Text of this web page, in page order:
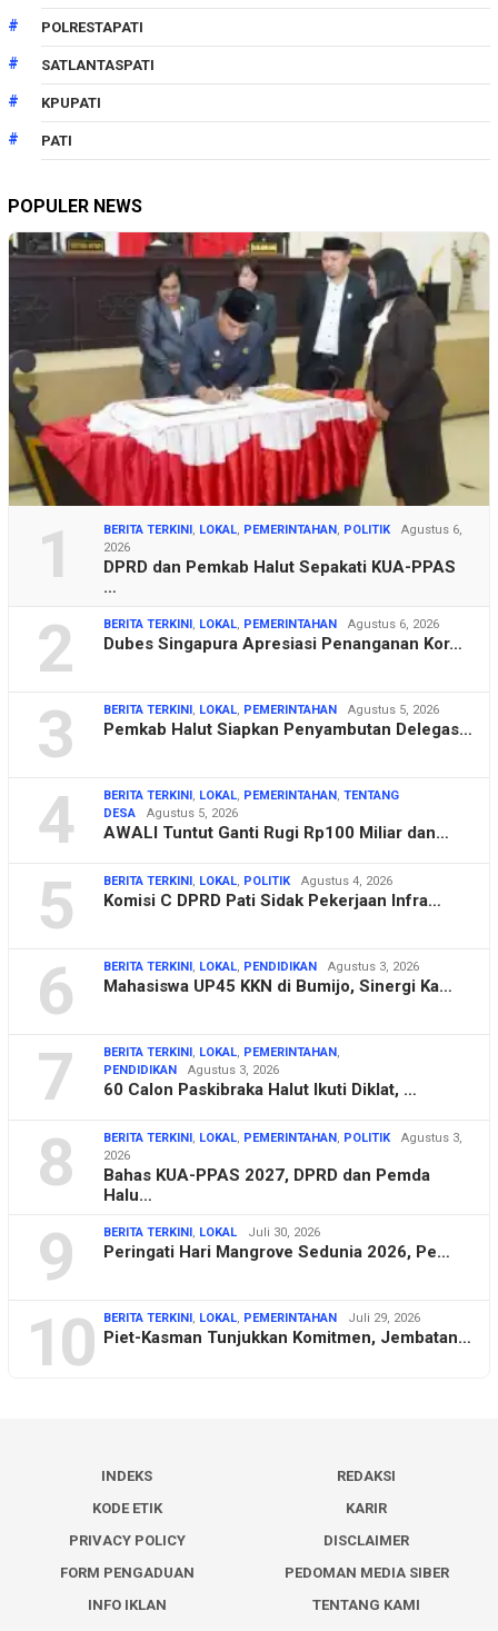
POLRESTAPATI
SATLANTASPATI
KPUPATI
PATI
POPULER NEWS
1 BERITA TERKINI, LOKAL, PEMERINTAHAN, POLITIK
Agustus 6,
2026
DPRD dan Pemkab Halut Sepakati KUA-PPAS
…
2 BERITA TERKINI, LOKAL, PEMERINTAHAN Agustus 6, 2026
Dubes Singapura Apresiasi Penanganan Kor…
3 BERITA TERKINI, LOKAL, PEMERINTAHAN Agustus 5, 2026
Pemkab Halut Siapkan Penyambutan Delegas…
4 BERITA TERKINI, LOKAL, PEMERINTAHAN, TENTANG
DESA
Agustus 5, 2026
AWALI Tuntut Ganti Rugi Rp100 Miliar dan…
5 BERITA TERKINI, LOKAL, POLITIK Agustus 4, 2026
Komisi C DPRD Pati Sidak Pekerjaan Infra…
6 BERITA TERKINI, LOKAL, PENDIDIKAN Agustus 3, 2026
Mahasiswa UP45 KKN di Bumijo, Sinergi Ka…
7 BERITA TERKINI, LOKAL, PEMERINTAHAN,
PENDIDIKAN
Agustus 3, 2026
60 Calon Paskibraka Halut Ikuti Diklat, …
8 BERITA TERKINI, LOKAL, PEMERINTAHAN, POLITIK
Agustus 3,
2026
Bahas KUA-PPAS 2027, DPRD dan Pemda
Halu…
9 BERITA TERKINI, LOKAL Juli 30, 2026
Peringati Hari Mangrove Sedunia 2026, Pe…
10 BERITA TERKINI, LOKAL, PEMERINTAHAN Juli 29, 2026
Piet-Kasman Tunjukkan Komitmen, Jembatan…
INDEKS
REDAKSI
KODE ETIK
KARIR
PRIVACY POLICY
DISCLAIMER
FORM PENGADUAN
PEDOMAN MEDIA SIBER
INFO IKLAN
TENTANG KAMI